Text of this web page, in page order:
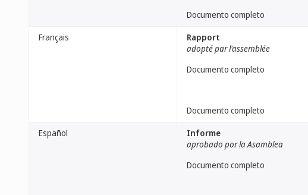
Documento completo
Français
Rapport
adopté par l'assemblée
Documento completo
Documento completo
Español
Informe
aprobado por la Asamblea
Documento completo